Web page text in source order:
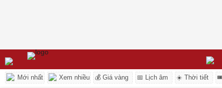
Mới nhất Xem nhiều 💰 Giá vàng 📅 Lịch âm ☀️ Thời tiết